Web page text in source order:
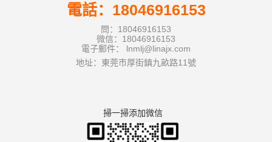
電話：18046916153
問：18046916153
微信：18046916153
電子郵件： lnmlj@linajx.com
地址：東莞市厚街鎮九畝路11號
掃一掃添加微信